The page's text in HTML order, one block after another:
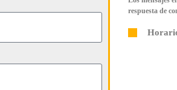
respuesta de